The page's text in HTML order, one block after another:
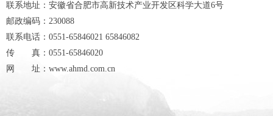
联系地址：安徽省合肥市高新技术产业开发区科学大道6号
邮政编码：230088
联系电话：0551-65846021 65846082
传 真：0551-65846020
网 址：www.ahmd.com.cn